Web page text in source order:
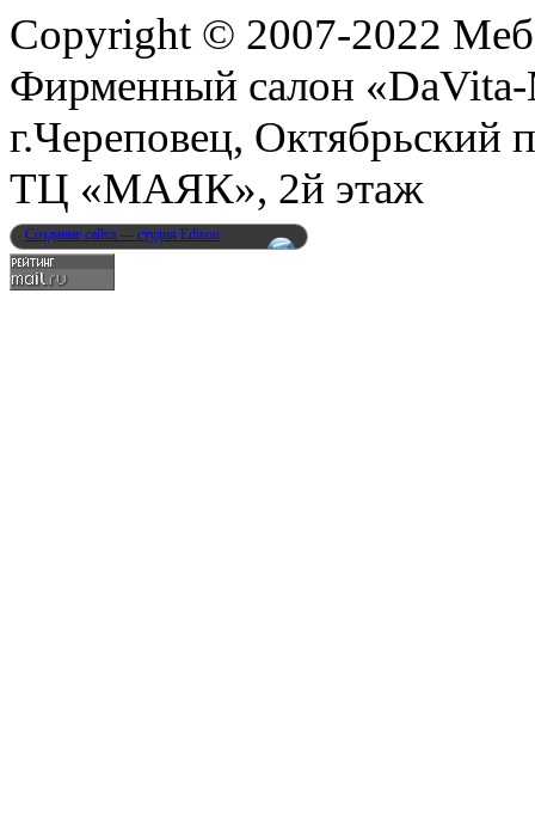
Copyright © 2007-2022
Фирменный салон
г.Череповец, Октябрьский
ТЦ «МАЯК», 2й этаж
Создание сайта — студия Edison